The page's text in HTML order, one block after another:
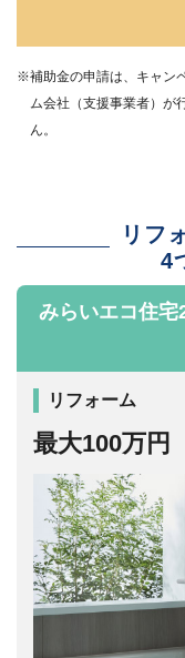
※補助金の申請は、キャン
ム会社（支援事業者）が
ん。
リフ
4
みらいエコ住宅
リフォーム
最大100万円